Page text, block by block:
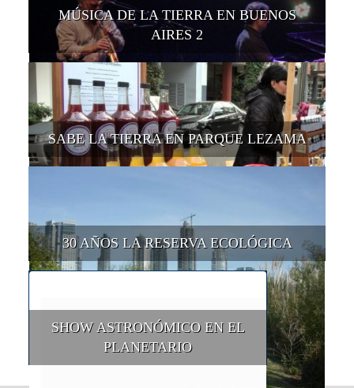
MÚSICA DE LA TIERRA EN BUENOS
AIRES 2
SABE LA TIERRA EN PARQUE LEZAMA
30 AÑOS LA RESERVA ECOLÓGICA
SHOW ASTRONÓMICO EN EL
PLANETARIO